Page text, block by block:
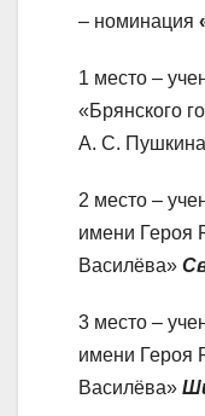
– номинация
1 место –
«Брянского
А. С.
2 место –
имени Героя
Василёва»
3 место –
имени Героя
Василёва»